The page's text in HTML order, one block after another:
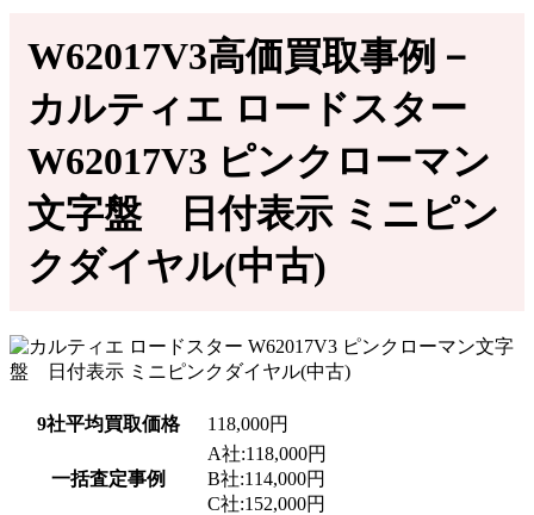
W62017V3高価買取事例－
カルティエ ロードスター
W62017V3 ピンクローマン
文字盤 日付表示 ミニピン
クダイヤル(中古)
9社平均買取価格 118,000円
一括査定事例
A社:118,000円
B社:114,000円
C社:152,000円